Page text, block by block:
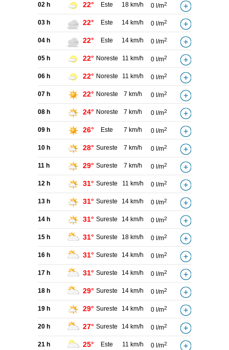
02 h 22° Este 18 km/h 0 l/m2
03 h 22° Este 14 km/h 0 l/m2
04 h 22° Este 14 km/h 0 l/m2
05 h 22° Noreste 11 km/h 0 l/m2
06 h 22° Noreste 11 km/h 0 l/m2
07 h 22° Noreste 7 km/h 0 l/m2
08 h 24° Noreste 7 km/h 0 l/m2
09 h 26° Este 7 km/h 0 l/m2
10 h 28° Sureste 7 km/h 0 l/m2
11 h 29° Sureste 7 km/h 0 l/m2
12 h 31° Sureste 11 km/h 0 l/m2
13 h 31° Sureste 14 km/h 0 l/m2
14 h 31° Sureste 14 km/h 0 l/m2
15 h 31° Sureste 18 km/h 0 l/m2
16 h 31° Sureste 14 km/h 0 l/m2
17 h 31° Sureste 14 km/h 0 l/m2
18 h 29° Sureste 14 km/h 0 l/m2
19 h 29° Sureste 14 km/h 0 l/m2
20 h 27° Sureste 14 km/h 0 l/m2
21 h 25° Este 11 km/h 0 l/m2